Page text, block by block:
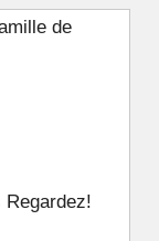
de